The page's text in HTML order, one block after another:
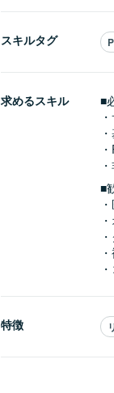
スキルタグ
求めるスキル
■
■
特徴